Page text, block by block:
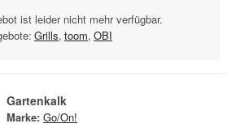
ist leider nicht mehr verfügbar.
Grills, toom, OBI
Gartenkalk
Marke: Go/On!